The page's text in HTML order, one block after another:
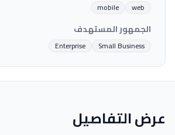
web
mobile
الجمهور المستهدف
Small Business
Enterprise
عرض التفاصيل